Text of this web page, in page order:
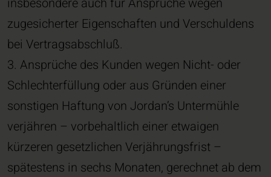
zugesicherter Eigenschaften und Verschuldens
bei Vertragsabschluß.
3. Ansprüche des Kunden wegen Nicht- oder
Schlechterfüllung oder aus Gründen einer
sonstigen Haftung von Jordan’s Untermühle
verjähren – vorbehaltlich einer etwaigen
kürzeren gesetzlichen Verjährungsfrist –
spätestens in sechs Monaten, gerechnet ab dem